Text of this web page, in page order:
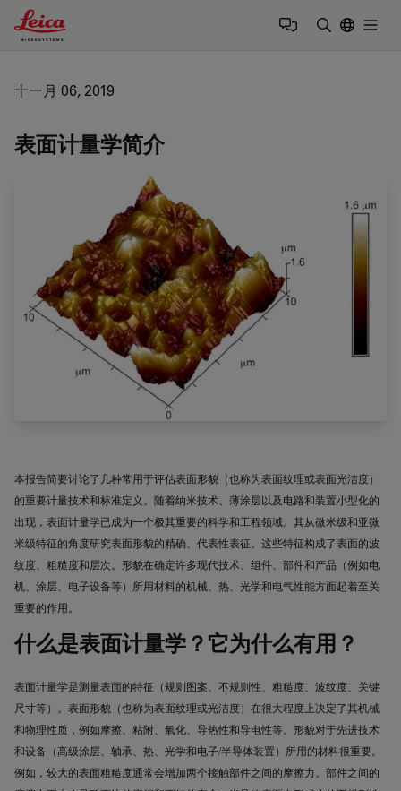
Leica Microsystems Logo
十一月 06, 2019
表面计量学简介
本报告简要讨论了几种常用于评估表面形貌（也称为表面纹理或表面光洁度）
的重要计量技术和标准定义。随着纳米技术、薄涂层以及电路和装置小型化的
出现，表面计量学已成为一个极其重要的科学和工程领域。其从微米级和亚微
米级特征的角度研究表面形貌的精确、代表性表征。这些特征构成了表面的波
纹度、粗糙度和层次。形貌在确定许多现代技术、组件、部件和产品（例如电
机、涂层、电子设备等）所用材料的机械、热、光学和电气性能方面起着至关
重要的作用。
什么是表面计量学？它为什么有用？
表面计量学是测量表面的特征（规则图案、不规则性、粗糙度、波纹度、 关键
尺寸等）。表面形貌（也称为表面纹理或光洁度）在很大程度上决定了其机械
和物理性质，例如摩擦、粘附、氧化、导热性和导电性等。形貌对于先进技术
和设备（高级涂层、轴承、热、光学和电子/半导体装置）所用的材料很重要。
例如，较大的表面粗糙度通常会增加两个接触部件之间的摩擦力。部件之间的